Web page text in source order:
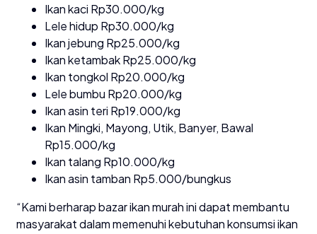
Ikan kaci Rp30.000/kg
Lele hidup Rp30.000/kg
Ikan jebung Rp25.000/kg
Ikan ketambak Rp25.000/kg
Ikan tongkol Rp20.000/kg
Lele bumbu Rp20.000/kg
Ikan asin teri Rp19.000/kg
Ikan Mingki, Mayong, Utik, Banyer, Bawal
Rp15.000/kg
Ikan talang Rp10.000/kg
Ikan asin tamban Rp5.000/bungkus
“Kami berharap bazar ikan murah ini dapat membantu
masyarakat dalam memenuhi kebutuhan konsumsi ikan